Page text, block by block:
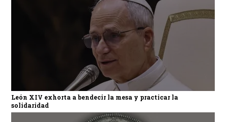
León XIV exhorta a bendecir la mesa y practicar la
solidaridad